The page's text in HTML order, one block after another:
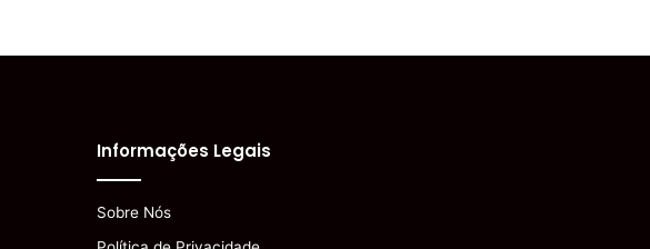
Informações Legais
Sobre Nós